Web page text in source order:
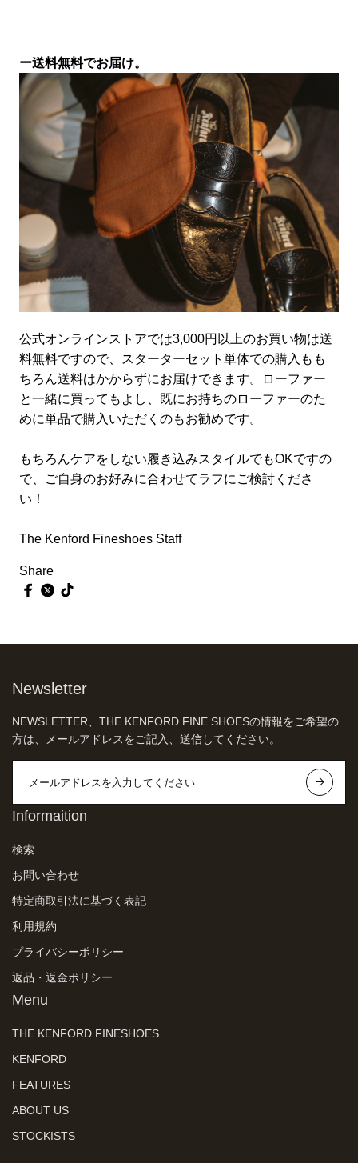
ー送料無料でお届け。
公式オンラインストアでは3,000円以上のお買い物は送
料無料ですので、スターターセット単体での購入もも
ちろん送料はかからずにお届けできます。ローファー
と一緒に買ってもよし、既にお持ちのローファーのた
めに単品で購入いただくのもお勧めです。
もちろんケアをしない履き込みスタイルでもOKですの
で、ご自身のお好みに合わせてラフにご検討くださ
い！
The Kenford Fineshoes Staff
Share
Newsletter
NEWSLETTER、THE KENFORD FINE SHOESの情報をご希望の
方は、メールアドレスをご記入、送信してください。
Informaition
検索
お問い合わせ
特定商取引法に基づく表記
利用規約
プライバシーポリシー
返品・返金ポリシー
Menu
THE KENFORD FINESHOES
KENFORD
FEATURES
ABOUT US
STOCKISTS